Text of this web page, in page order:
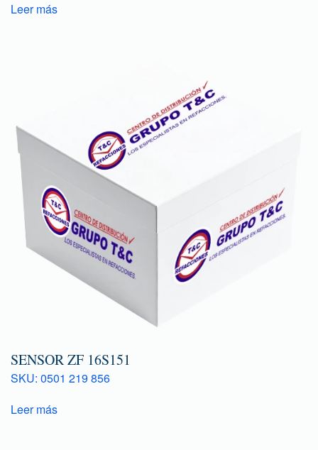
Leer más
SENSOR ZF 16S151
SKU: 0501 219 856
Leer más